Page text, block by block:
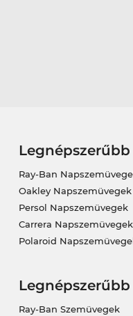
Ray-Ban
Oakley Napszemüvegek
Persol Napszemüvegek
Carrera Napszemüvegek
Polaroid
Ray-Ban Szemüvegek